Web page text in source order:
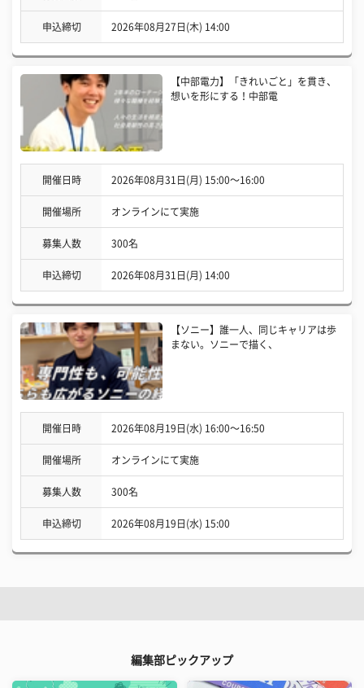
申込締切 2026年08月27日(木) 14:00
【中部電力】「きれいごと」を貫き、
想いを形にする！中部電
開催日時 2026年08月31日(月) 15:00〜16:00
開催場所 オンラインにて実施
募集人数 300名
申込締切 2026年08月31日(月) 14:00
【ソニー】誰一人、同じキャリアは歩
まない。ソニーで描く、
開催日時 2026年08月19日(水) 16:00〜16:50
開催場所 オンラインにて実施
募集人数 300名
申込締切 2026年08月19日(水) 15:00
編集部ピックアップ